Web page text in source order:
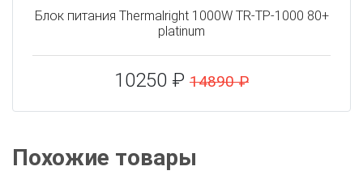
Блок питания Thermalright 1000W TR-TP-1000 80+
platinum
10250 ₽ 14890 ₽
Похожие товары